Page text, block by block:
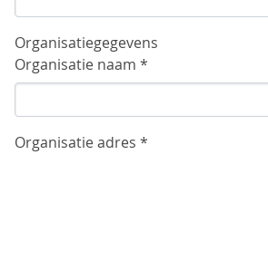
Organisatiegegevens
Organisatie naam *
Organisatie adres *